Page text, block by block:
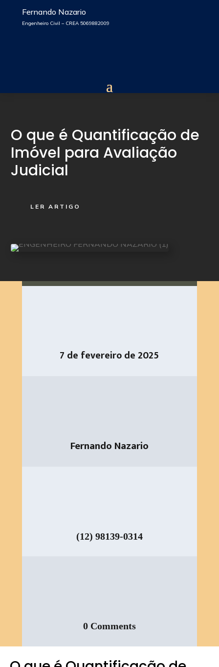
Fernando Nazario
Engenheiro Civil – CREA 5069882009
O que é Quantificação de
Imóvel para Avaliação
Judicial
LER ARTIGO
7 de fevereiro de 2025
Fernando Nazario
(12) 98139-0314
0 Comments